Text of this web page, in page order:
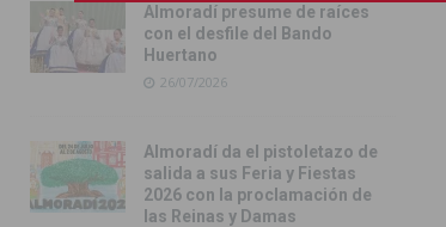
Almoradí presume de raíces
con el desfile del Bando
Huertano
26/07/2026
Almoradí da el pistoletazo de
salida a sus Feria y Fiestas
2026 con la proclamación de
las Reinas y Damas